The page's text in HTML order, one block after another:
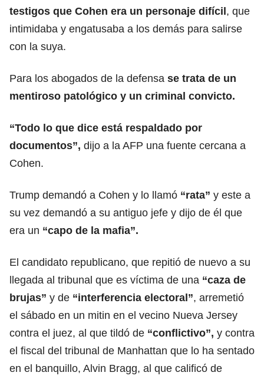
testigos que Cohen era un personaje difícil, que
intimidaba y engatusaba a los demás para salirse
con la suya.
Para los abogados de la defensa se trata de un
mentiroso patológico y un criminal convicto.
“Todo lo que dice está respaldado por
documentos”, dijo a la AFP una fuente cercana a
Cohen.
Trump demandó a Cohen y lo llamó “rata” y este a
su vez demandó a su antiguo jefe y dijo de él que
era un “capo de la mafia”.
El candidato republicano, que repitió de nuevo a su
llegada al tribunal que es víctima de una “caza de
brujas” y de “interferencia electoral”, arremetió
el sábado en un mitin en el vecino Nueva Jersey
contra el juez, al que tildó de “conflictivo”, y contra
el fiscal del tribunal de Manhattan que lo ha sentado
en el banquillo, Alvin Bragg, al que calificó de